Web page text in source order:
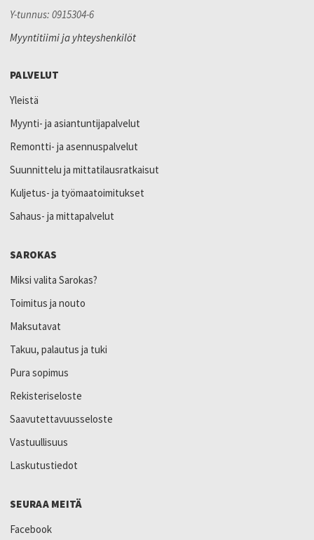
Y-tunnus: 0915304-6
Myyntitiimi ja yhteyshenkilöt
PALVELUT
Yleistä
Myynti- ja asiantuntijapalvelut
Remontti- ja asennuspalvelut
Suunnittelu ja mittatilausratkaisut
Kuljetus- ja työmaatoimitukset
Sahaus- ja mittapalvelut
SAROKAS
Miksi valita Sarokas?
Toimitus ja nouto
Maksutavat
Takuu, palautus ja tuki
Pura sopimus
Rekisteriseloste
Saavutettavuusseloste
Vastuullisuus
Laskutustiedot
SEURAA MEITÄ
Facebook